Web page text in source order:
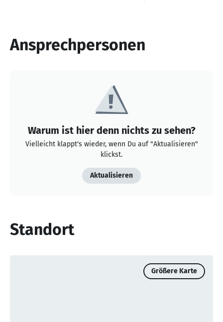
Ansprechpersonen
Warum ist hier denn nichts zu sehen?
Vielleicht klappt's wieder, wenn Du auf "Aktualisieren"
klickst.
Aktualisieren
Standort
Größere Karte